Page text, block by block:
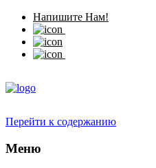
Напишите Нам!
Перейти к содержанию
Меню